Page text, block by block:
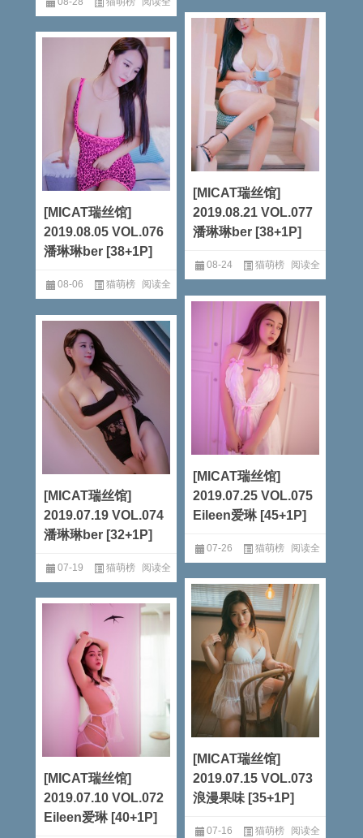
文
文
[MICAT瑞丝馆]
2019.08.21 VOL.077
潘琳琳ber [38+1P]
08-24 猫萌榜 阅读全
文
[MICAT瑞丝馆]
2019.08.05 VOL.076
潘琳琳ber [38+1P]
08-06 猫萌榜 阅读全
文
[MICAT瑞丝馆]
2019.07.25 VOL.075
Eileen爱琳 [45+1P]
07-26 猫萌榜 阅读全
文
[MICAT瑞丝馆]
2019.07.19 VOL.074
潘琳琳ber [32+1P]
07-19 猫萌榜 阅读全
文
[MICAT瑞丝馆]
2019.07.15 VOL.073
浪漫果味 [35+1P]
07-16 猫萌榜 阅读全
[MICAT瑞丝馆]
2019.07.10 VOL.072
Eileen爱琳 [40+1P]